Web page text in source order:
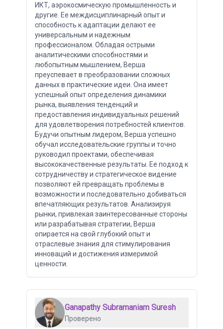
ИКТ, аэрокосмическую промышленность и
другие. Ее междисциплинарный опыт и
способность к адаптации делают ее
универсальным и надежным
профессионалом. Обладая острыми
аналитическими способностями и
любопытным мышлением, Верша
преуспевает в преобразовании сложных
данных в практические идеи. Она имеет
успешный опыт определения динамики
рынка, выявления тенденций и
предоставления индивидуальных решений
для удовлетворения потребностей клиентов.
Будучи опытным лидером, Верша успешно
обучал исследовательские группы и точно
руководил проектами, обеспечивая
высококачественные результаты. Ее подход к
сотрудничеству и стратегическое видение
позволяют ей превращать проблемы в
возможности и последовательно добиваться
впечатляющих результатов. Анализируя
рынки, привлекая заинтересованные стороны
или разрабатывая стратегии, Верша
опирается на свой глубокий опыт и
отраслевые знания для стимулирования
инноваций и достижения измеримой
ценности.
Ganapathy Subramaniam Suresh
Проверено